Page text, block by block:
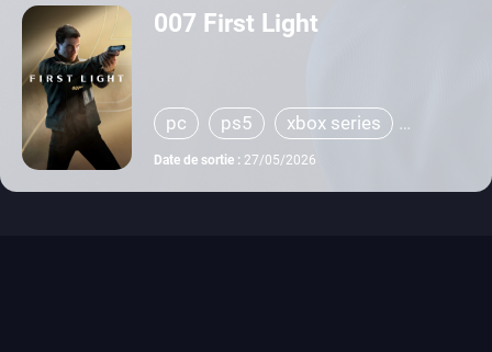
007 First Light
pc ps5
xbox series
switch 2
Date de sortie : 27/05/2026